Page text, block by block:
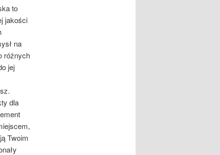
to
jakości
na
różnych
jej
dla
Twoim